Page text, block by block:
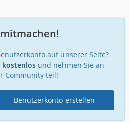
auf unserer Seite?
kostenlosund nehmen Sie an
Community teil!
Benutzerkonto erstellen